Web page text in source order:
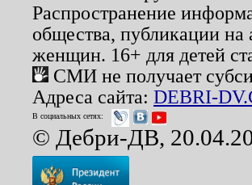
Распространение
общества, публикации
женщин. 16+ для детей
СМИ не получает
Адреса сайта: DEBRI-
В социальных сетях:
© Дебри-ДВ,